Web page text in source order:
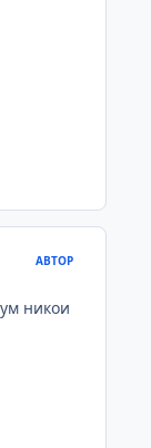
АВТОР
никои